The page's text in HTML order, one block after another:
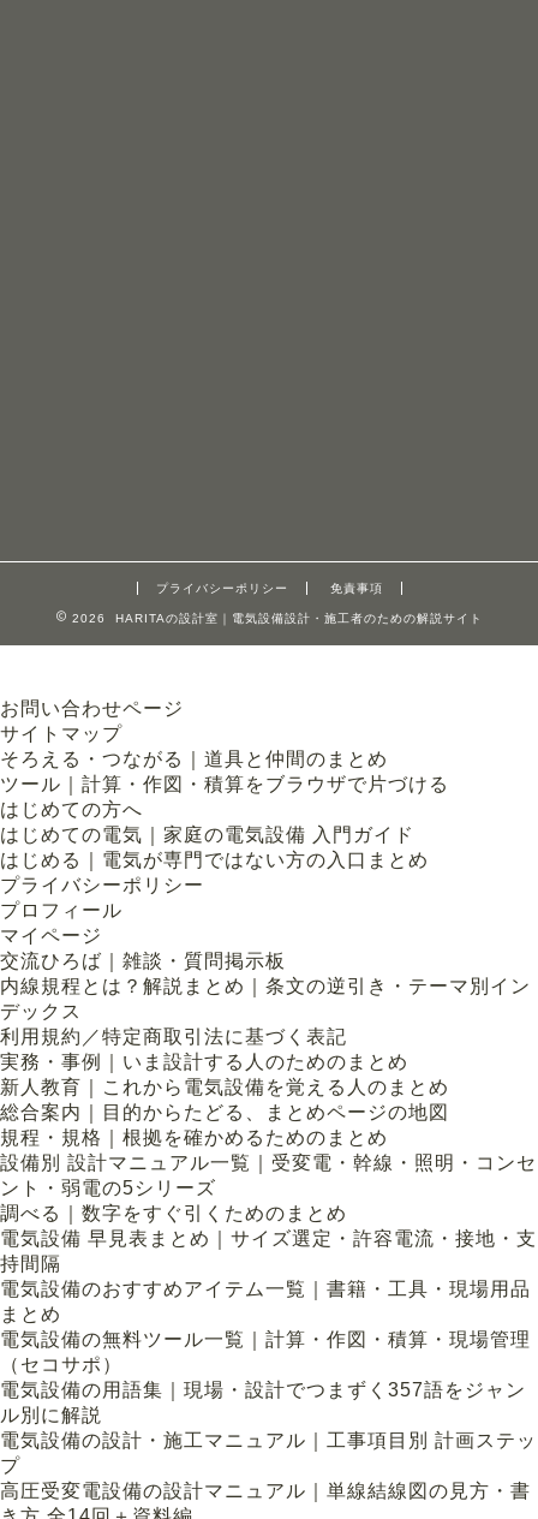
プライバシーポリシー 免責事項
2026 HARITAの設計室｜電気設備設計・施工者のための解説サイト
お問い合わせページ
サイトマップ
そろえる・つながる｜道具と仲間のまとめ
ツール｜計算・作図・積算をブラウザで片づける
はじめての方へ
はじめての電気｜家庭の電気設備 入門ガイド
はじめる｜電気が専門ではない方の入口まとめ
プライバシーポリシー
プロフィール
マイページ
交流ひろば｜雑談・質問掲示板
内線規程とは？解説まとめ｜条文の逆引き・テーマ別イン
デックス
利用規約／特定商取引法に基づく表記
実務・事例｜いま設計する人のためのまとめ
新人教育｜これから電気設備を覚える人のまとめ
総合案内｜目的からたどる、まとめページの地図
規程・規格｜根拠を確かめるためのまとめ
設備別 設計マニュアル一覧｜受変電・幹線・照明・コンセ
ント・弱電の5シリーズ
調べる｜数字をすぐ引くためのまとめ
電気設備 早見表まとめ｜サイズ選定・許容電流・接地・支
持間隔
電気設備のおすすめアイテム一覧｜書籍・工具・現場用品
まとめ
電気設備の無料ツール一覧｜計算・作図・積算・現場管理
（セコサポ）
電気設備の用語集｜現場・設計でつまずく357語をジャン
ル別に解説
電気設備の設計・施工マニュアル｜工事項目別 計画ステッ
プ
高圧受変電設備の設計マニュアル｜単線結線図の見方・書